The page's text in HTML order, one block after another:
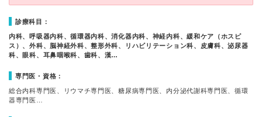
診療科目：
内科、呼吸器内科、循環器内科、消化器内科、神経内科、緩和ケア（ホスピ
ス）、外科、脳神経外科、整形外科、リハビリテーション科、皮膚科、泌尿器
科、眼科、耳鼻咽喉科、歯科、漢…
専門医・資格：
総合内科専門医、リウマチ専門医、糖尿病専門医、内分泌代謝科専門医、循環
器専門医…